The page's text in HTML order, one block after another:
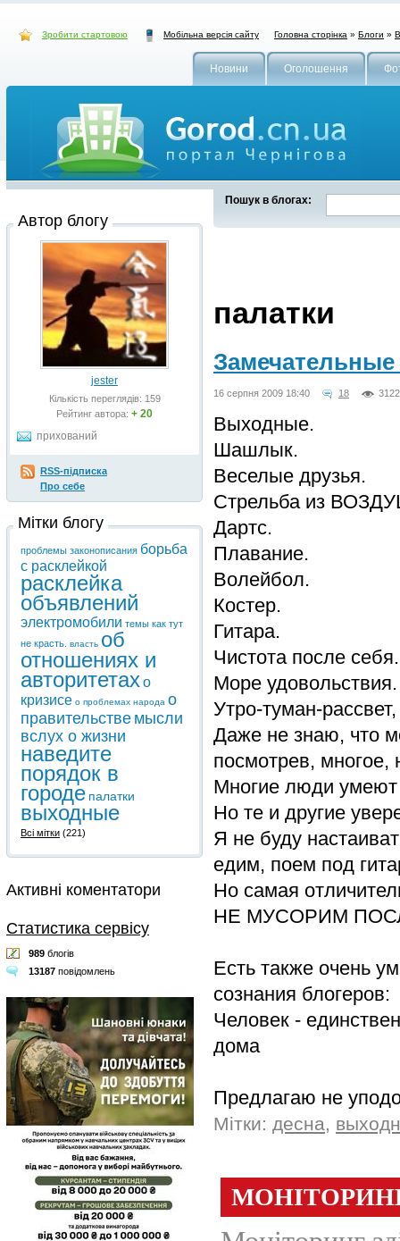
Зробити стартовою Мобільна версія сайту Головна сторінка » Блоги »
Новини Оголошення
Пошук в блогах:
палатки
16 серпня 2009 18:40 18 3122
Выходные.
Шашлык.
Веселые друзья.
Стрельба из
Дартс.
Плавание.
Волейбол.
Костер.
Гитара.
Чистота после себя.
Море удовольствия.
Утро-туман-
Даже не знаю, что
посмотрев, многое,
Многие люди умеют
Но те и другие
Я не буду
едим, поем под
Но самая
НЕ МУСОРИМ
Есть также очень
сознания блогеров:
Человек -
дома
Предлагаю не
Мітки: десна,
Автор блогу
jester
Кількість переглядів: 159
Рейтинг автора: + 20
прихований
RSS-підписка
Про себе
Мітки блогу
проблемы законописания борьба
с расклейкой
расклейка
объявлений
электромобили темы как тут
не красть. власть об
отношениях и
авторитетахо
кризисе о проблемах народа о
правительстве мысли
вслух о жизни
наведите
порядок в
городе палатки
выходные
Всі мітки (221)
Активні коментатори
Статистика сервісу
989 блогів
13187 повідомлень